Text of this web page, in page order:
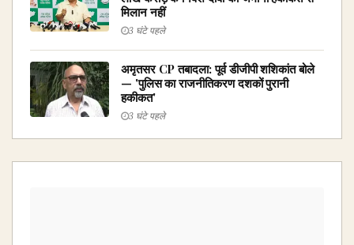
मिलान नहीं
3 घंटे पहले
अमृतसर CP तबादला: पूर्व डीजीपी शशिकांत बोले
— 'पुलिस का राजनीतिकरण दशकों पुरानी
हकीकत'
3 घंटे पहले